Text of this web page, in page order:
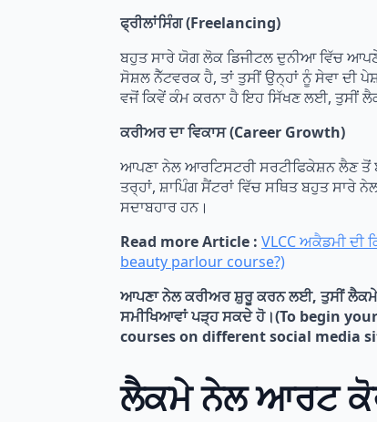
ਫ੍ਰੀਲਾਂਸਿੰਗ (Freelancing)
ਬਹੁਤ ਸਾਰੇ ਯੋਗ ਲੋਕ ਡਿਜੀਟਲ ਦੁਨੀਆ ਵਿੱਚ
ਸੋਸ਼ਲ ਨੈੱਟਵਰਕ ਹੈ, ਤਾਂ ਤੁਸੀਂ ਉਨ੍ਹਾਂ ਨੂੰ ਸੇਵਾ
ਵਜੋਂ ਕਿਵੇਂ ਕੰਮ ਕਰਨਾ ਹੈ ਇਹ ਸਿੱਖਣ ਲਈ, ਤੁਸੀਂ
ਕਰੀਅਰ ਦਾ ਵਿਕਾਸ (Career Growth)
ਆਪਣਾ ਨੇਲ ਆਰਟਿਸਟਰੀ ਸਰਟੀਫਿਕੇਸ਼ਨ ਲੈਣ
ਤਰ੍ਹਾਂ, ਸ਼ਾਪਿੰਗ ਸੈਂਟਰਾਂ ਵਿੱਚ ਸਥਿਤ ਬਹੁਤ
ਸਦਾਬਹਾਰ ਹਨ।
Read more Article : VLCC ਅਕੈਡਮੀ ਦੀ
beauty parlour course?)
ਆਪਣਾ ਨੇਲ ਕਰੀਅਰ ਸ਼ੁਰੂ ਕਰਨ ਲਈ, ਤੁਸੀਂ
ਸਮੀਖਿਆਵਾਂ ਪੜ੍ਹ ਸਕਦੇ ਹੋ।(To begin
courses on different social media
ਲੈਕਮੇ ਨੇਲ ਆਰਟ